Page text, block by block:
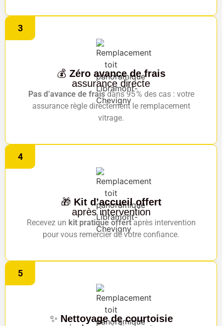
3
💰 Zéro avance de frais
assurance directe
Pas d’avance de fraisdans 95 % des cas : votre
assurance règle directement le remplacement
vitrage.
4
🎁 Kit d’accueil offert
après intervention
Recevez un kit pratique offertaprès intervention
pour vous remercier de votre confiance.
5
✨ Nettoyage de courtoisie